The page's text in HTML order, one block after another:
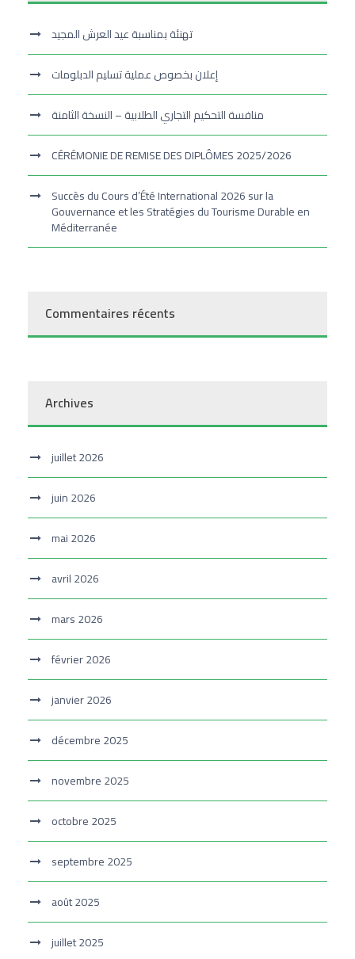
تهنئة بمناسبة عيد العرش المجيد
إعلان بخصوص عملية تسليم الدبلومات
منافسة التحكيم التجاري الطلابية – النسخة الثامنة
CÉRÉMONIE DE REMISE DES DIPLÔMES 2025/2026
Succès du Cours d’Été International 2026 sur la
Gouvernance et les Stratégies du Tourisme Durable en
Méditerranée
Commentaires récents
Archives
juillet 2026
juin 2026
mai 2026
avril 2026
mars 2026
février 2026
janvier 2026
décembre 2025
novembre 2025
octobre 2025
septembre 2025
août 2025
juillet 2025